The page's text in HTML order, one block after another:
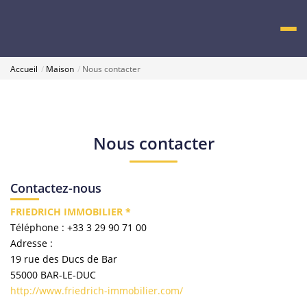
Accueil Maison Nous contacter
Nous contacter
Contactez-nous
FRIEDRICH IMMOBILIER *
Téléphone : +33 3 29 90 71 00
Adresse :
19 rue des Ducs de Bar
55000 BAR-LE-DUC
http://www.friedrich-immobilier.com/